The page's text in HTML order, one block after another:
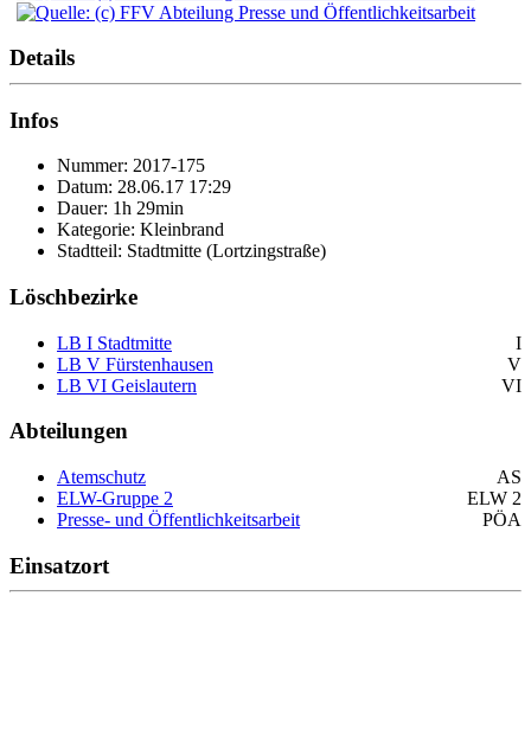
Details
Infos
Nummer: 2017-175
Datum: 28.06.17 17:29
Dauer: 1h 29min
Kategorie: Kleinbrand
Stadtteil: Stadtmitte (Lortzingstraße)
Löschbezirke
LB I Stadtmitte
I
LB V Fürstenhausen
V
LB VI Geislautern
VI
Abteilungen
Atemschutz
AS
ELW-Gruppe 2
ELW 2
Presse- und Öffentlichkeitsarbeit
PÖA
Einsatzort